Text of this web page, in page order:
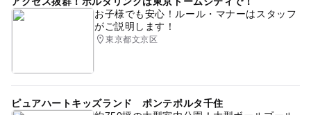
お子様でも安心！ルール・マナーはスタッフ
がご説明します！
東京都文京区
ピュアハートキッズランド ポンテポルタ千住